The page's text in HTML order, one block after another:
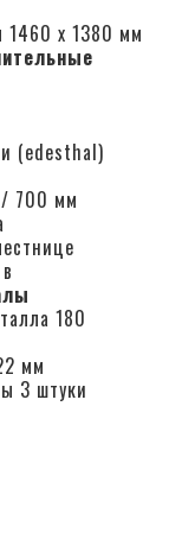
1460 x 1380 мм
(edesthal)
700 мм
в
180
мм
3 штуки